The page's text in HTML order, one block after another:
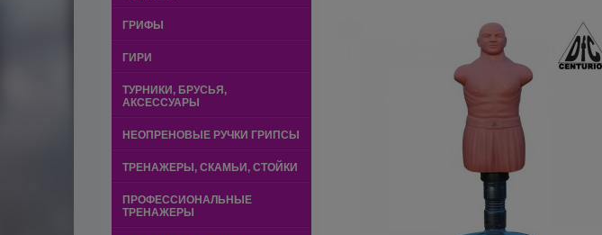
ГРИФЫ
ГИРИ
ТУРНИКИ, БРУСЬЯ,
АКСЕССУАРЫ
НЕОПРЕНОВЫЕ РУЧКИ ГРИПСЫ
ТРЕНАЖЕРЫ, СКАМЬИ, СТОЙКИ
ПРОФЕССИОНАЛЬНЫЕ
ТРЕНАЖЕРЫ